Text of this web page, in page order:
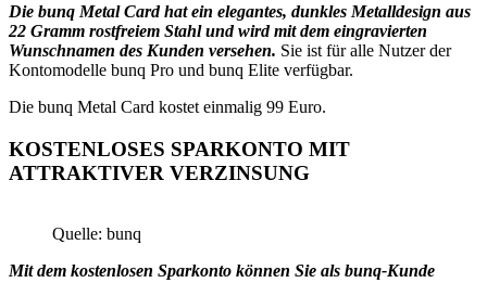
Die bunq Metal Card hat ein elegantes, dunkles Metalldesign aus
22 Gramm rostfreiem Stahl und wird mit dem eingravierten
Wunschnamen des Kunden versehen. Sie ist für alle Nutzer der
Kontomodelle bunq Pro und bunq Elite verfügbar.
Die bunq Metal Card kostet einmalig 99 Euro.
KOSTENLOSES SPARKONTO MIT
ATTRAKTIVER VERZINSUNG
Quelle: bunq
Mit dem kostenlosen Sparkonto können Sie als bunq-Kunde